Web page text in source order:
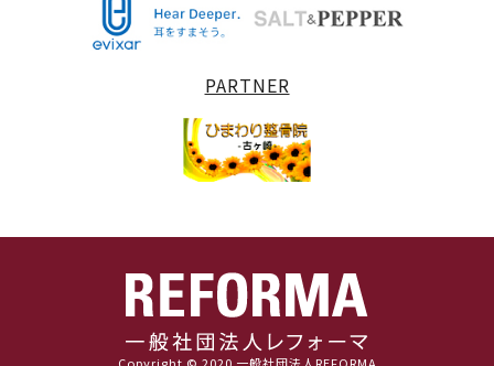
PARTNER
Copyright © 2020 一般社団法人REFORMA